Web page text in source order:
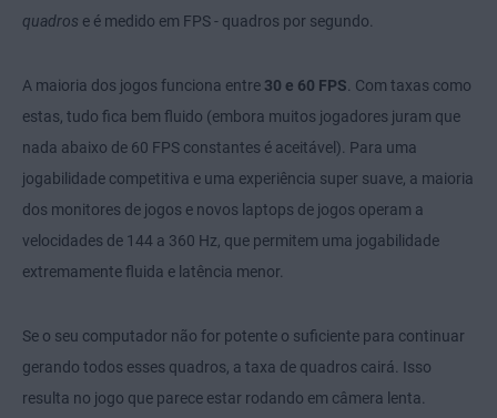
quadros e é medido em FPS - quadros por segundo.
A maioria dos jogos funciona entre 30 e 60 FPS. Com taxas como
estas, tudo fica bem fluido (embora muitos jogadores juram que
nada abaixo de 60 FPS constantes é aceitável). Para uma
jogabilidade competitiva e uma experiência super suave, a maioria
dos monitores de jogos e novos laptops de jogos operam a
velocidades de 144 a 360 Hz, que permitem uma jogabilidade
extremamente fluida e latência menor.
Se o seu computador não for potente o suficiente para continuar
gerando todos esses quadros, a taxa de quadros cairá. Isso
resulta no jogo que parece estar rodando em câmera lenta.